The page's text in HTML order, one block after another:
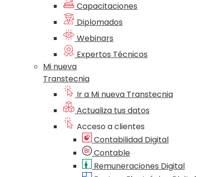
Capacitaciones
Diplomados
Webinars
Expertos Técnicos
Mi nueva
Transtecnia
Ir a Mi nueva Transtecnia
Actualiza tus datos
Acceso a clientes
Contabilidad Digital
Contable
Remuneraciones Digital